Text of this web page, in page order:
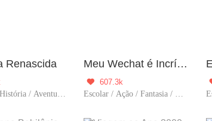
Renascida
Romance / História / Aventura / Trágico / Vingança / Drama / Predestinado / Contra-Ataque / Possessivo / Fiel / Mulher poderosa
Meu Wechat é Incrível

607.3k
Escolar / Ação / Fantasia / Comédia / Aventura / Cultivo / Supernova / Supernatural / Sistema / Urbano